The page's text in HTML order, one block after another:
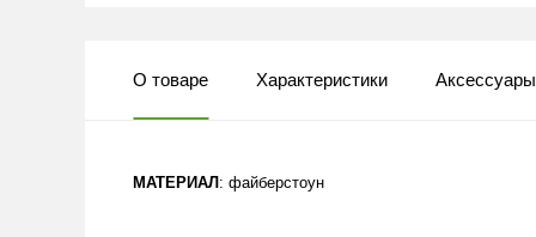
О товаре Характеристики
МАТЕРИАЛ : файберстоун